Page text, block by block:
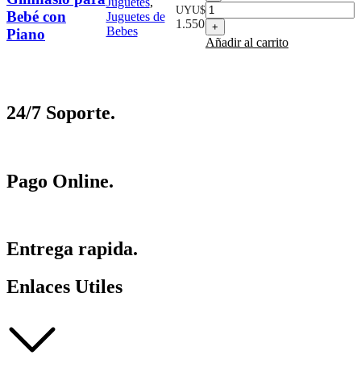
Bebé con
Piano
Juguetes de
Bebes
UYU$
1.550
para
Bebé
con
Piano
Añadir al carrito
24/7 Soporte.
Pago Online.
Entrega rapida.
Enlaces Utiles